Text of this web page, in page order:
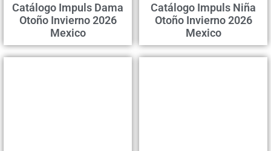
Catálogo Impuls Dama
Otoño Invierno 2026
Mexico
Catálogo Impuls Niña
Otoño Invierno 2026
Mexico